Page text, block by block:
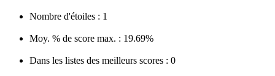
Nombre d'étoiles : 1
Moy. % de score max. : 19.69%
Dans les listes des meilleurs scores : 0